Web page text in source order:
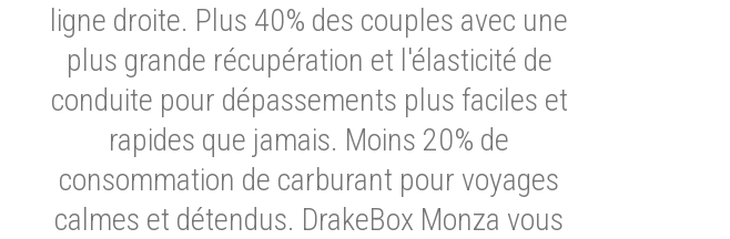
ligne droite. Plus 40% des couples avec une
plus grande récupération et l'élasticité de
conduite pour dépassements plus faciles et
rapides que jamais. Moins 20% de
consommation de carburant pour voyages
calmes et détendus. DrakeBox Monza vous